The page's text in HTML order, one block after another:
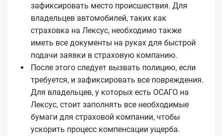
зафиксировать место происшествия. Для
владельцев автомобилей, таких как
страховка на Лексус, необходимо также
иметь все документы на руках для быстрой
подачи заявки в страховую компанию.
После этого следует вызвать полицию, если
требуется, и зафиксировать все повреждения.
Для владельцев, у которых есть ОСАГО на
Лексус, стоит заполнять все необходимые
бумаги для страховой компании, чтобы
ускорить процесс компенсации ущерба.